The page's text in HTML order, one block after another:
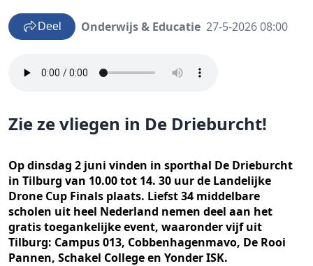
Deel Onderwijs & Educatie 27-5-2026 08:00
Zie ze vliegen in De Drieburcht!
Op dinsdag 2 juni vinden in sporthal De Drieburcht
in Tilburg van 10.00 tot 14. 30 uur de Landelijke
Drone Cup Finals plaats. Liefst 34 middelbare
scholen uit heel Nederland nemen deel aan het
gratis toegankelijke event, waaronder vijf uit
Tilburg: Campus 013, Cobbenhagenmavo, De Rooi
Pannen, Schakel College en Yonder ISK.